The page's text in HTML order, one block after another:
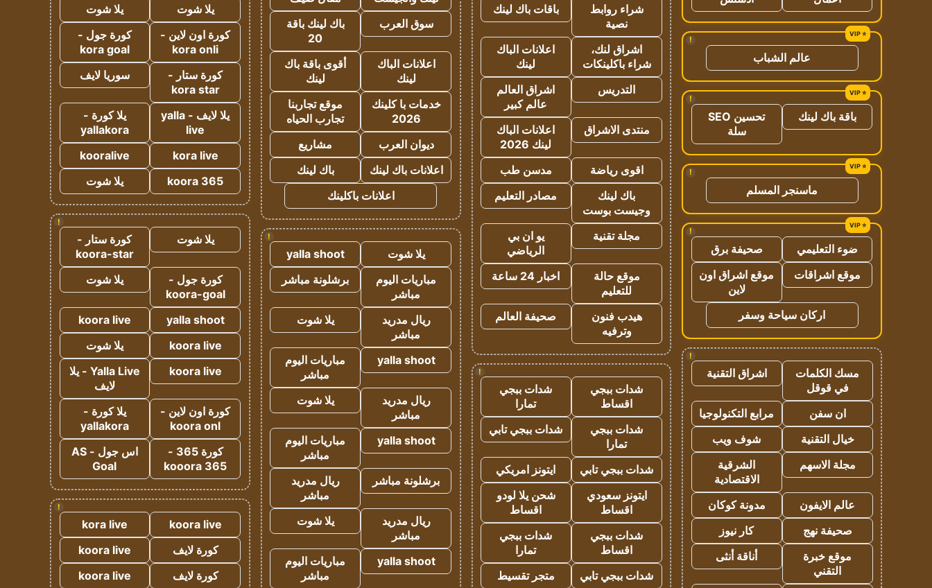
!
عالم الشباب
!
باقة باك لينك
تحسين SEO
سلة
!
ماسنجر المسلم
!
ضوء التعليمي
صحيفة برق
موقع اشراقات
موقع اشراق اون
لاين
اركان سياحة وسفر
!
مسك الكلمات
في قوقل
اشراق التقنية
ان سفن
مرابع التكنولوجيا
خيال التقنية
شوف ويب
مجلة الاسهم
الشرقية
الاقتصادية
عالم الايفون
مدونة كوكان
صحيفة نهج
كار نيوز
موقع خبرة
التقني
أناقة أنثى
شراء روابط
نصية
باقات باك لينك
اشراق لنك،
شراء باكلينكات
اعلانات الباك
لينك
التدريس
اشراق العالم
عالم كبير
منتدى الاشراق
اعلانات الباك
لينك 2026
اقوى رياضة
مدسن طب
باك لينك
وجيست بوست
مصادر التعليم
مجلة تقنية
يو ان بي
الرياضي
موقع حالة
للتعليم
اخبار 24 ساعة
هيدب فنون
وترفيه
صحيفة العالم
!
شدات ببجي
اقساط
شدات ببجي
تمارا
شدات ببجي
تمارا
شدات ببجي تابي
شدات ببجي تابي
ايتونز امريكي
ايتونز سعودي
اقساط
شحن يلا لودو
اقساط
شدات ببجي
اقساط
شدات ببجي
تمارا
شدات ببجي تابي
متجر تقسيط
سوق العرب
باك لينك باقة
20
اعلانات الباك
لينك
أقوى باقة باك
لينك
خدمات با كلينك
2026
موقع تجاربنا
تجارب الحياه
ديوان العرب
مشاريع
اعلانات باك لينك
باك لينك
اعلانات باكلينك
!
يلا شوت
yalla shoot
مباريات اليوم
مباشر
برشلونة مباشر
ريال مدريد
مباشر
يلا شوت
yalla shoot
مباريات اليوم
مباشر
ريال مدريد
مباشر
يلا شوت
yalla shoot
مباريات اليوم
مباشر
برشلونة مباشر
ريال مدريد
مباشر
ريال مدريد
مباشر
يلا شوت
yalla shoot
مباريات اليوم
مباشر
يلا شوت
يلا شوت
كورة اون لاين -
kora onli
كورة جول -
kora goal
كورة ستار -
kora star
سوريا لايف
يلا لايف - yalla
live
يلا كورة -
yallakora
kora live
kooralive
koora 365
يلا شوت
!
يلا شوت
كورة ستار -
koora-star
كورة جول -
koora-goal
يلا شوت
yalla shoot
koora live
koora live
يلا شوت
koora live
Yalla Live - يلا
لايف
كورة اون لاين -
koora onl
يلا كورة -
yallakora
كورة 365 -
kooora 365
اس جول - AS
Goal
!
koora live
kora live
كورة لايف
koora live
كورة لايف
koora live